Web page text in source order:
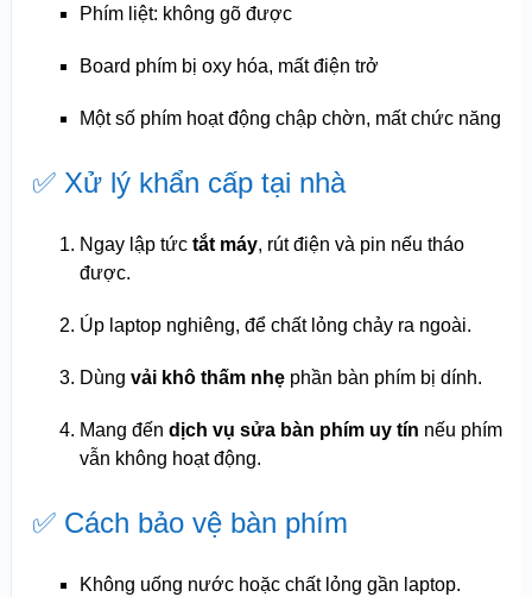
Phím liệt: không gõ được
Board phím bị oxy hóa, mất điện trở
Một số phím hoạt động chập chờn, mất chức năng
✅ Xử lý khẩn cấp tại nhà
Ngay lập tức tắt máy, rút điện và pin nếu tháo
được.
Úp laptop nghiêng, để chất lỏng chảy ra ngoài.
Dùng vải khô thấm nhẹphần bàn phím bị dính.
Mang đến dịch vụ sửa bàn phím uy tín nếu phím
vẫn không hoạt động.
✅ Cách bảo vệ bàn phím
Không uống nước hoặc chất lỏng gần laptop.